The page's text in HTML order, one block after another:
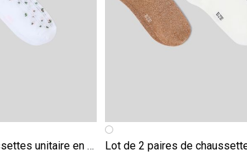
Paire de chaussettes unitaire en pointelle
Image précédente
Image suivante